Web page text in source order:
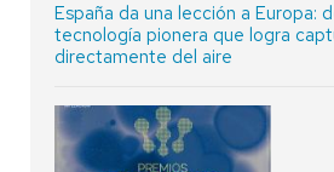
España da una lección a Europa:
tecnología pionera que logra
directamente del aire